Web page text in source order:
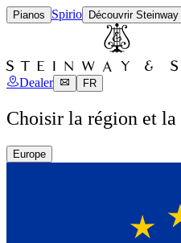
Pianos Spirio Découvrir Steinway
Dealer FR
Choisir la région et la
Europe